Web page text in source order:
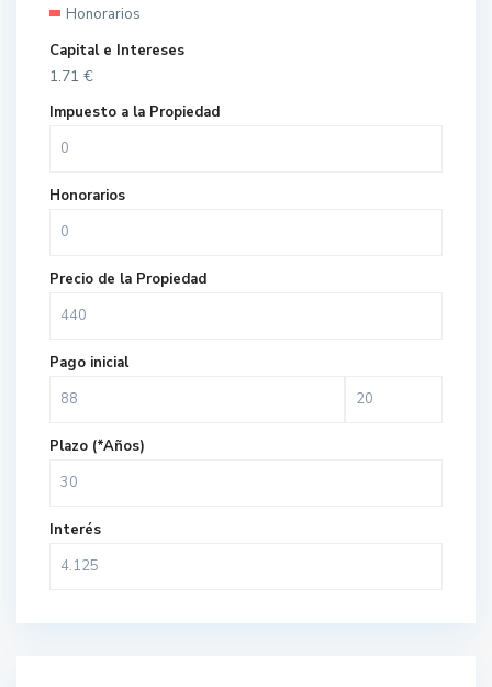
Honorarios
Capital e Intereses
1.71 €
Impuesto a la Propiedad
Honorarios
Precio de la Propiedad
Pago inicial
Plazo (*Años)
Interés